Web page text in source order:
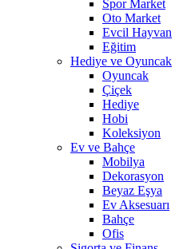
Spor Market
Oto Market
Evcil Hayvan
Eğitim
Hediye ve Oyuncak
Oyuncak
Çiçek
Hediye
Hobi
Koleksiyon
Ev ve Bahçe
Mobilya
Dekorasyon
Beyaz Eşya
Ev Aksesuarı
Bahçe
Ofis